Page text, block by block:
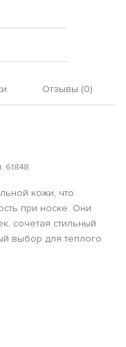
Отзывы (0)
61848
кожи, что
при носке. Они
сочетая стильный
выбор для теплого